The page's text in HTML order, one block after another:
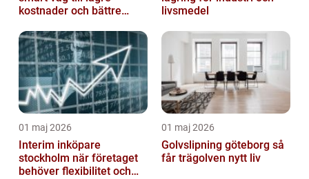
kostnader och bättre
livsmedel
01 maj 2026
Interim inköpare
stockholm när företaget
behöver flexibilitet och
01 maj 2026
Golvslipning göteborg så
får trägolven nytt liv